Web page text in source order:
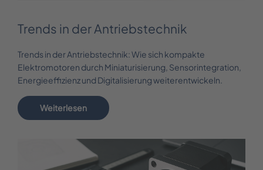
Trends in der Antriebstechnik
Trends in der Antriebstechnik: Wie sich kompakte
Elektromotoren durch Miniaturisierung, Sensorintegration,
Energieeffizienz und Digitalisierung weiterentwickeln.
Weiterlesen